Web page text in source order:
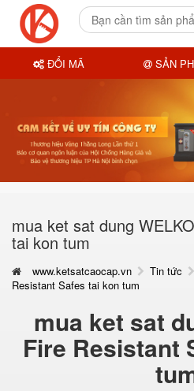
mua ket sat dung
tai kon tum
www.ketsatcaocap.vn Tin tức
Resistant Safes tai kon tum
mua ket sat
Fire Resistant
ĐỔI MÃ SẢN